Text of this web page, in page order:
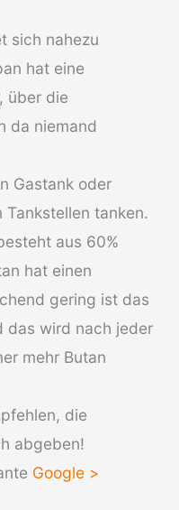
sich nahezu
hat eine
über die
da niemand
Gastank oder
Tankstellen tanken.
aus 60%
hat einen
gering ist das
das wird nach jeder
mehr Butan
die
abgeben!
Google >